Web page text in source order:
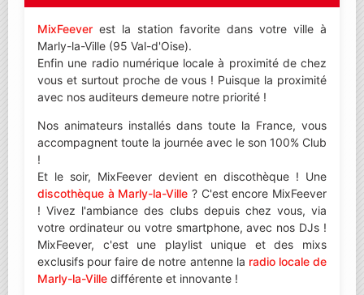
MixFeever est la station favorite dans votre ville à
Marly-la-Ville (95 Val-d'Oise).
Enfin une radio numérique locale à proximité de chez
vous et surtout proche de vous ! Puisque la proximité
avec nos auditeurs demeure notre priorité !
Nos animateurs installés dans toute la France, vous
accompagnent toute la journée avec le son 100% Club
!
Et le soir, MixFeever devient en discothèque ! Une
discothèque à Marly-la-Ville ? C'est encore MixFeever
! Vivez l'ambiance des clubs depuis chez vous, via
votre ordinateur ou votre smartphone, avec nos DJs !
MixFeever, c'est une playlist unique et des mixs
exclusifs pour faire de notre antenne la radio locale de
Marly-la-Ville différente et innovante !